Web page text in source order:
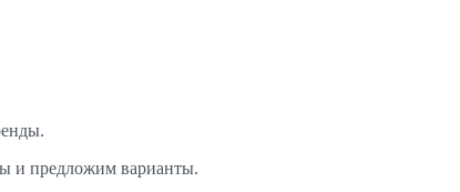
и предложим варианты.